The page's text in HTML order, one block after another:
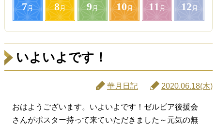
7月 8月 9月 10月 11 月 12 月
いよいよです！
華月日記 2020.06.18(木)
おはようございます。いよいよです！ゼルビア後援会
さんがポスター持って来ていただきました～元気の無